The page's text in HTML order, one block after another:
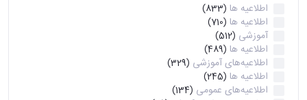
اطلاعیه ها (833)
اطلاعیه ها (710)
آموزشی (512)
اطلاعیه ها (489)
اطلاعیه‌های‌ آموزشی (329)
اطلاعیه ها (245)
اطلاعیه‌های عمومی (134)